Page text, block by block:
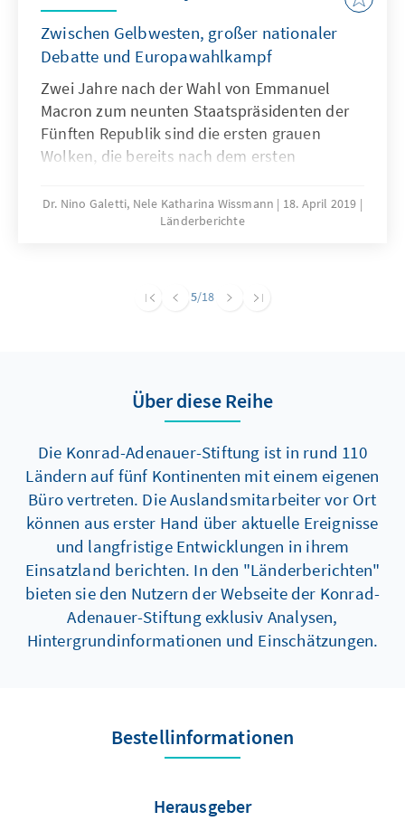
Zwischen Gelbwesten, großer nationaler
Debatte und Europawahlkampf
Zwei Jahre nach der Wahl von Emmanuel
Macron zum neunten Staatspräsidenten der
Fünften Republik sind die ersten grauen
Wolken, die bereits nach dem ersten
verregneten Frühling gewichen. Nachdem
Macron in den ersten Monaten seiner
Arbeitsmarkt-, Steuer-, und Bahnreform in
Blockade des Landes durch Generalstreiks
und Massendemonstrationen. Ein
Wendepunkt wurde im November 2018
erreicht, als die Ankündigung einer Anhebung
der Benzinsteuer die „Gelbwesten“ auf die
Kreisverkehre der französischen Provinz trieb
und die Pariser Champs- Élysées zum
vermeintlichen Schauplatz einer zweiten
„Französischen Revolution“ werden ließ.
Dr. Nino Galetti, Nele Katharina Wissmann
18. April 2019
Länderberichte
5/18
Über diese Reihe
Die Konrad-Adenauer-Stiftung ist in rund 110
Ländern auf fünf Kontinenten mit einem eigenen
Büro vertreten. Die Auslandsmitarbeiter vor Ort
können aus erster Hand über aktuelle Ereignisse
und langfristige Entwicklungen in ihrem
Einsatzland berichten. In den "Länderberichten"
bieten sie den Nutzern der Webseite der Konrad-
Adenauer-Stiftung exklusiv Analysen,
Hintergrundinformationen und Einschätzungen.
Bestellinformationen
Herausgeber